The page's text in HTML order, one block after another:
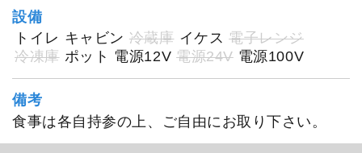
設備
トイレ キャビン 冷蔵庫 イケス 電子レンジ
冷凍庫 ポット 電源12V 電源24V 電源100V
備考
食事は各自持参の上、ご自由にお取り下さい。